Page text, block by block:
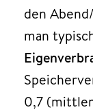
den
man
0,7